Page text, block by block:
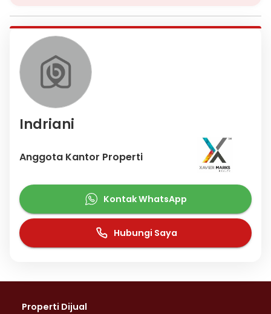
Indriani
Anggota Kantor Properti
Kontak WhatsApp
Hubungi Saya
Properti Dijual